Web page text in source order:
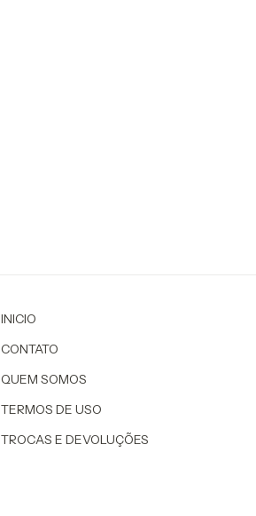
INICIO
CONTATO
QUEM SOMOS
TERMOS DE USO
TROCAS E DEVOLUÇÕES